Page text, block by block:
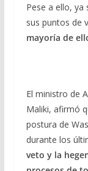
Pese a ello, ya
sus puntos de
mayoría de
El ministro de
Maliki, afirmó
postura de
durante los
veto y la